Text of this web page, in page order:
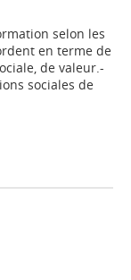
selon les
en terme de
de valeur.-
sociales de